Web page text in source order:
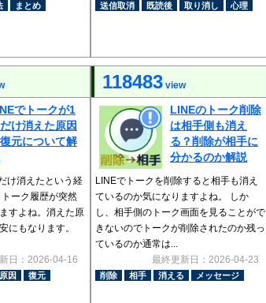
まとめ 送信取消 既読後 取り消し 心理
でトークが1
け消えた原因
元について解
け消えたという経
ーク履歴が突然
すよね。消えた原
にもなります。
日：2026-04-16
原因 復元
118483 view
LINEのトーク削除
は相手側も消え
る？削除が相手に
分かるのか解説
LINEでトークを削除すると相手も消え
ているのか気になりますよね。 しか
し、相手側のトーク画面を見ることがで
きないのでトークが削除されたのか残っ
ているのか通常は...
最終更新日：2026-04-23
削除 相手 消える メッセージ